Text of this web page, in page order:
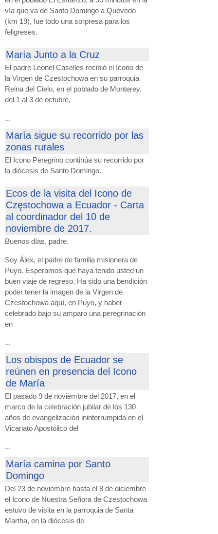
vía que va de Santo Domingo a Quevedo
(km 19), fue todo una sorpresa para los
feligreses.
María Junto a la Cruz
El padre Leonel Caselles recibió el Icono de
la Virgen de Czestochowa en su parroquia
Reina del Cielo, en el poblado de Monterey,
del 1 al 3 de octubre,
...
María sigue su recorrido por las
zonas rurales
El Icono Peregrino continúa su recorrido por
la diócesis de Santo Domingo.
Ecos de la visita del Icono de
Częstochowa a Ecuador - Carta
al coordinador del 10 de
noviembre de 2017.
Buenos días, padre.
Soy Álex, el padre de familia misionera de
Puyo. Esperamos que haya tenido usted un
buen viaje de regreso. Ha sido una bendición
poder tener la imagen de la Virgen de
Czestochowa aquí, en Puyo, y haber
celebrado bajo su amparo una peregrinación
en
...
Los obispos de Ecuador se
reúnen en presencia del Icono
de María
El pasado 9 de noviembre del 2017, en el
marco de la celebración jubilar de los 130
años de evangelización ininterrumpida en el
Vicariato Apostólico del
...
María camina por Santo
Domingo
Del 23 de noviembre hasta el 8 de diciembre
el Icono de Nuestra Señora de Czestochowa
estuvo de visita en la parroquia de Santa
Martha, en la diócesis de